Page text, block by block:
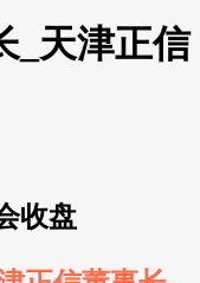
_天津正信
收盘